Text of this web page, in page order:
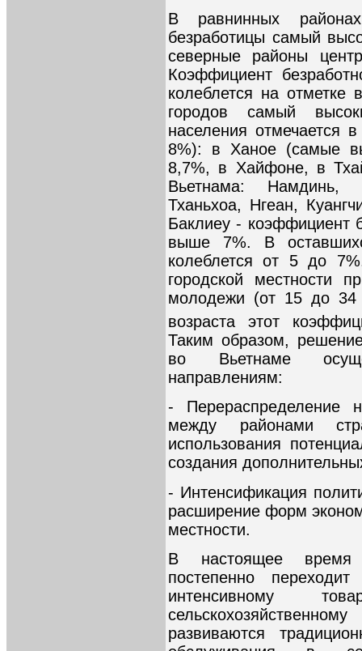
В равнинных
безработицы самый
северные районы
Коэффициент
колеблется на
городов самый
населения отмечается
8%): в Ханое (самые
8,7%, в Хайфоне, в
Вьетнама: Намдинь,
Тханьхоа, Нгеан,
Баклиеу - коэффициент
выше 7%. В
колеблется от 5 до
городской местности
молодежи (от 15 до 34
возраста этот
Таким образом,
во Вьетнаме
направлениям:
- Перераспределение
между районами
использования
создания
- Интенсификация
расширение форм
местности.
В настоящее время
постепенно
интенсивному
развиваются